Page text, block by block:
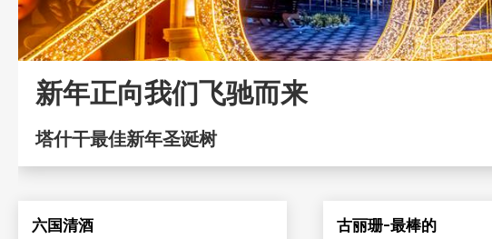
新年正向我们飞驰而来
塔什干最佳新年圣诞树
六国清酒 古丽珊-最棒的